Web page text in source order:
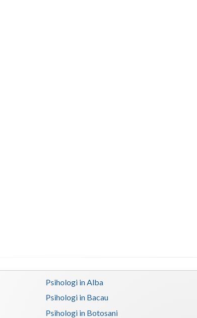
Psihologi in Alba
Psihologi in Bacau
Psihologi in Botosani